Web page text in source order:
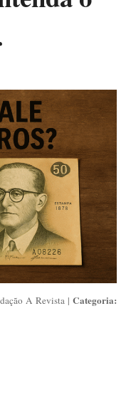
A Revista |Categoria: